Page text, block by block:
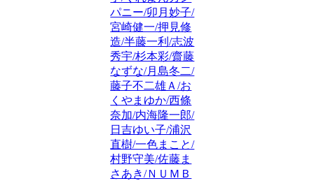
パニー/卯月妙子/
宮崎健一/押見修
造/半藤一利/志波
秀宇/杉本彩/齋藤
なずな/月島冬二/
藤子不二雄Ａ/お
くやまゆか/西條
奈加/内海隆一郎/
日吉ゆい子/浦沢
直樹/一色まこと/
村野守美/佐藤ま
さあき/ＮＵＭＢ